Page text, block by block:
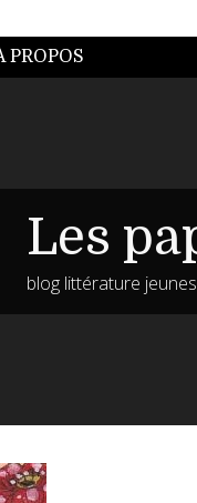
PROPOS
Les
blog littérature